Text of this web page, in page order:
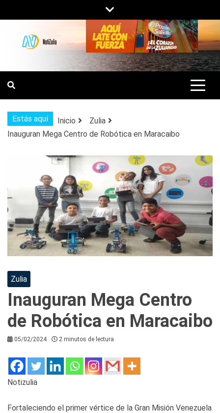
al
contenido
NOTIZULIA
NOTICIAS DEL ZULIA, VENEZUELA Y
DE INTERÉS GENERAL.
Estás aquí Inicio
Zulia
Inauguran Mega Centro de Robótica en Maracaibo
Zulia
Inauguran Mega Centro
de Robótica en Maracaibo
05/02/2024 2 minutos de lectura
Notizulia
Fortaleciendo el primer vértice de la Gran Misión Venezuela